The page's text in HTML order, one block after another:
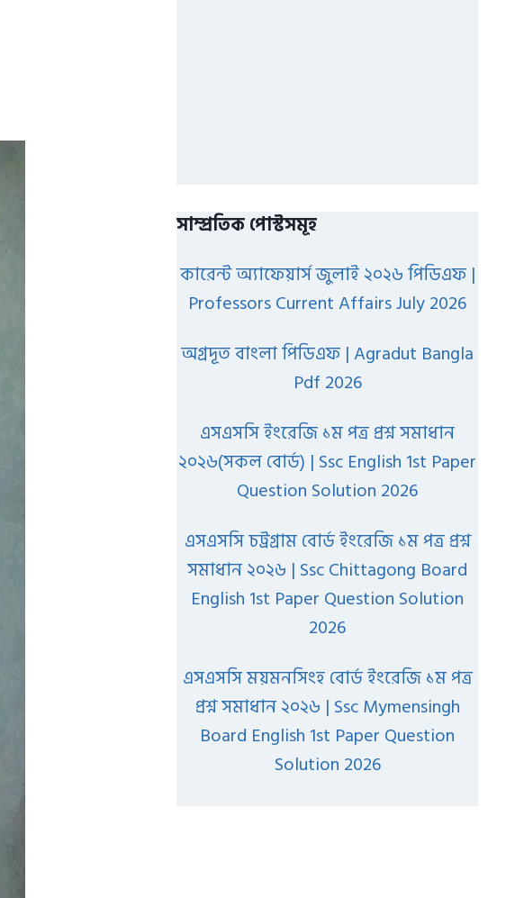
সাম্প্রতিক পোস্টসমূহ
কারেন্ট অ্যাফেয়ার্স জুলাই ২০২৬ পিডিএফ |
Professors Current Affairs July 2026
অগ্রদূত বাংলা পিডিএফ | Agradut Bangla
Pdf 2026
এসএসসি ইংরেজি ১ম পত্র প্রশ্ন সমাধান
২০২৬(সকল বোর্ড) | Ssc English 1st Paper
Question Solution 2026
এসএসসি চট্রগ্রাম বোর্ড ইংরেজি ১ম পত্র প্রশ্ন
সমাধান ২০২৬ | Ssc Chittagong Board
English 1st Paper Question Solution
2026
এসএসসি ময়মনসিংহ বোর্ড ইংরেজি ১ম পত্র
প্রশ্ন সমাধান ২০২৬ | Ssc Mymensingh
Board English 1st Paper Question
Solution 2026